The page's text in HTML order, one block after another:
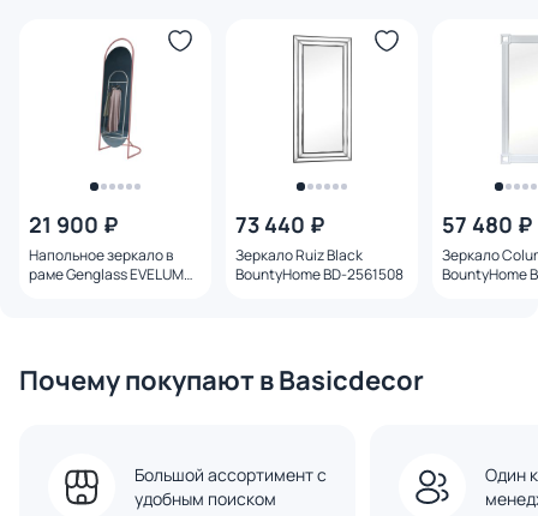
21 900 ₽
Напольное зеркало в
раме Genglass EVELUM
73 440 ₽
Зеркало Ruiz Black
BountyHome BD-2561508
57 480 ₽
Зеркало
BountyHome
Почему покупают в Basicdecor
Большой ассортимент с
удобным поиском
Один